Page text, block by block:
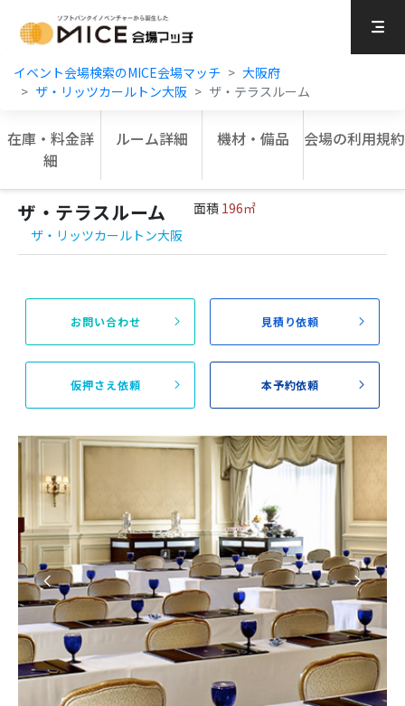
イベント会場検索のMICE会場マッチ
大阪府
ザ・リッツカールトン大阪
ザ・テラスルーム
在庫・料金詳
細
ルーム詳細 機材・備品 会場の利用規約
ザ・テラスルーム 面積 196㎡
ザ・リッツカールトン大阪
お問い合わせ 見積り依頼
仮押さえ依頼 本予約依頼